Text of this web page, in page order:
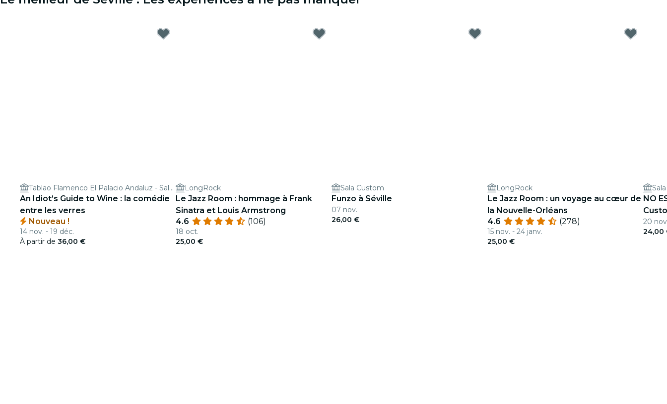
Tablao Flamenco El Palacio Andaluz - Sala Museo
An Idiot’s Guide to Wine : la comédie
entre les verres
Nouveau !
14 nov. - 19 déc.
À partir de 36,00 €
LongRock
Le Jazz Room : hommage à Frank
Sinatra et Louis Armstrong
4.6
(106)
18 oct.
25,00 €
Sala Custom
Funzo à Séville
07 nov.
26,00 €
LongRock
Le Jazz Room : un voyage au cœur de
la Nouvelle-Orléans
4.6
(278)
15 nov. - 24 janv.
25,00 €
NO
20
24,00